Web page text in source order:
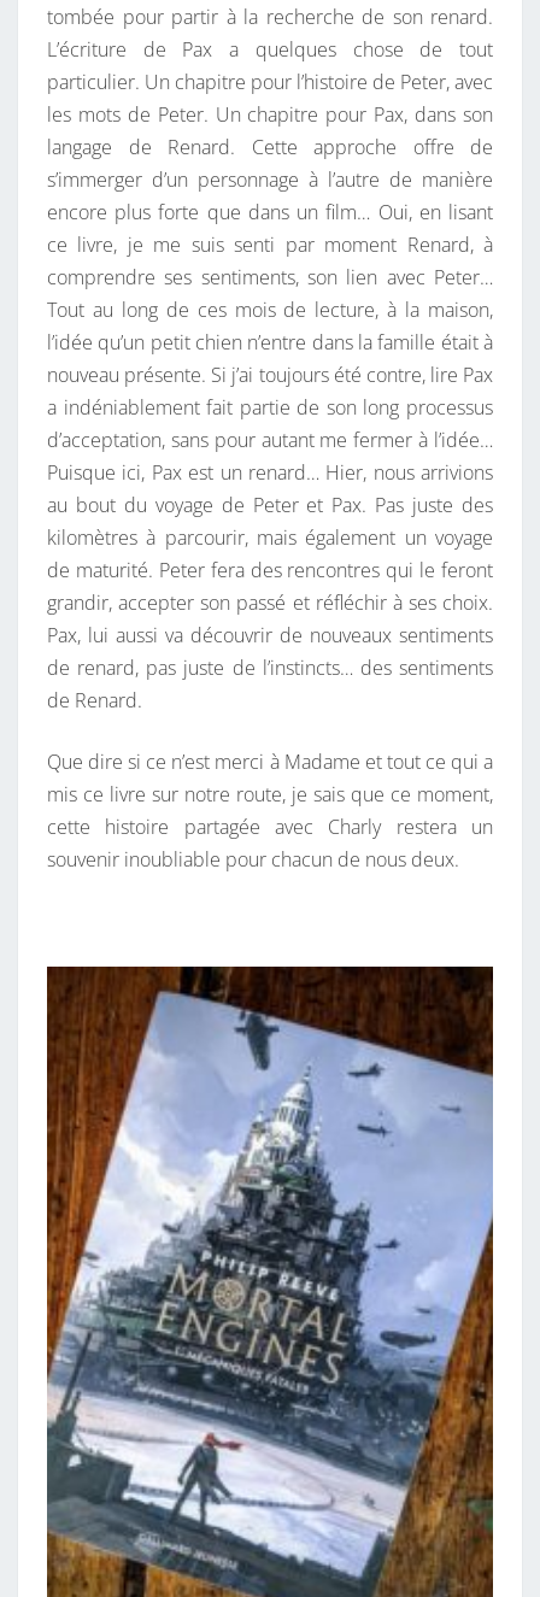
tombée pour partir à la recherche de son renard.
L’écriture de Pax a quelques chose de tout
particulier. Un chapitre pour l’histoire de Peter, avec
les mots de Peter. Un chapitre pour Pax, dans son
langage de Renard. Cette approche offre de
s’immerger d’un personnage à l’autre de manière
encore plus forte que dans un film… Oui, en lisant
ce livre, je me suis senti par moment Renard, à
comprendre ses sentiments, son lien avec Peter…
Tout au long de ces mois de lecture, à la maison,
l’idée qu’un petit chien n’entre dans la famille était à
nouveau présente. Si j’ai toujours été contre, lire Pax
a indéniablement fait partie de son long processus
d’acceptation, sans pour autant me fermer à l’idée…
Puisque ici, Pax est un renard… Hier, nous arrivions
au bout du voyage de Peter et Pax. Pas juste des
kilomètres à parcourir, mais également un voyage
de maturité. Peter fera des rencontres qui le feront
grandir, accepter son passé et réfléchir à ses choix.
Pax, lui aussi va découvrir de nouveaux sentiments
de renard, pas juste de l’instincts… des sentiments
de Renard.
Que dire si ce n’est merci à Madame et tout ce qui a
mis ce livre sur notre route, je sais que ce moment,
cette histoire partagée avec Charly restera un
souvenir inoubliable pour chacun de nous deux.